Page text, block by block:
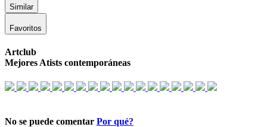
Similar
Favoritos
Artclub
Mejores Atists contemporáneas
No se puede comentar Por qué?